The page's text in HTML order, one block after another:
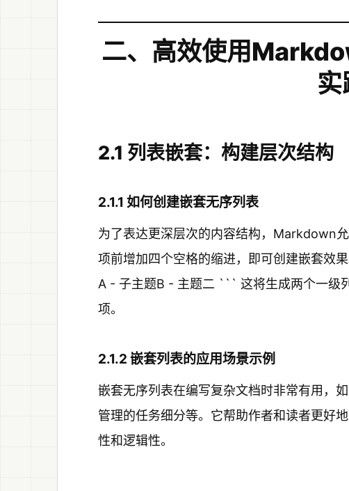
二、高效使用
实
2.1 列表嵌套：构建层次结构
2.1.1 如何创建嵌套无序列表
为了表达更深层次的内容结构，Markdown
项前增加四个空格的缩进，即可创建嵌套
A - 子主题B - 主题二 ``` 这将生成两个一级
项。
2.1.2 嵌套列表的应用场景示例
嵌套无序列表在编写复杂文档时非常有用，
管理的任务细分等。它帮助作者和读者更好
性和逻辑性。